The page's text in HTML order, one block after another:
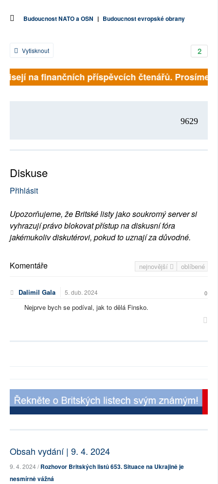
Budoucnost NATO a OSN | Budoucnost evropské obrany
2
Vytisknout
na finančních příspěvcích čtenářů. Prosíme,
9629
Diskuse
Přihlásit
Upozorňujeme, že Britské listy jako soukromý server si
vyhrazují právo blokovat přístup na diskusní fóra
jakémukoliv diskutérovi, pokud to uznají za důvodné.
nejnovější oblíbené
Komentáře
Dalimil Gala 5. dub. 2024 0
Nejprve bych se podíval, jak to dělá Finsko.
Obsah vydání | 9. 4. 2024
9. 4. 2024 /Rozhovor Britských listů 653. Situace na Ukrajině je
nesmírně vážná